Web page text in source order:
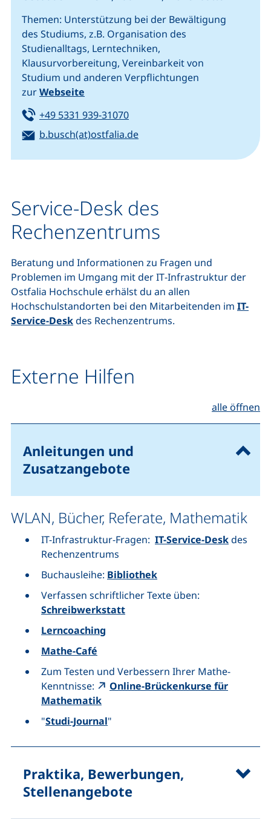
Themen: Unterstützung bei der Bewältigung
des Studiums, z.B. Organisation des
Studienalltags, Lerntechniken,
Klausurvorbereitung, Vereinbarkeit von
Studium und anderen Verpflichtungen
zurWebseite
Tel:
+49 5331 939-31070(startet einen Telefonanruf,
E-Mail:
b.busch(at)ostfalia.de
Service-Desk des
Rechenzentrums
Beratung und Informationen zu Fragen und
Problemen im Umgang mit derIT-Infrastruktur der
Ostfalia Hochschule erhälst du an allen
Hochschulstandorten bei den Mitarbeitenden im IT-
Service-Deskdes Rechenzentrums.
Externe Hilfen
alle öffnen
Anleitungen und
Zusatzangebote
WLAN, Bücher, Referate, Mathematik
IT-Infrastruktur-Fragen: IT-Service-Deskdes
Rechenzentrums
Buchausleihe: Bibliothek
Verfassen schriftlicher Texte üben:
Schreibwerkstatt
Lerncoaching
Mathe-Café
Zum Testen und Verbessern Ihrer Mathe-
Kenntnisse:
Online-Brückenkurse für
Mathematik
"Studi-Journal"
Praktika, Bewerbungen,
Stellenangebote